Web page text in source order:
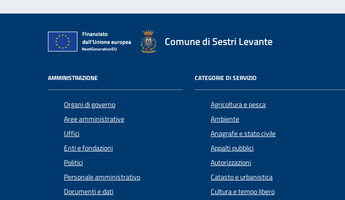
Comune di Sestri Levante
AMMINISTRAZIONE
Organi di governo
Aree amministrative
Uffici
Enti e fondazioni
Politici
Personale amministrativo
Documenti e dati
CATEGORIE DI SERVIZIO
Agricoltura e pesca
Ambiente
Anagrafe e stato civile
Appalti pubblici
Autorizzazioni
Catasto e urbanistica
Cultura e tempo libero